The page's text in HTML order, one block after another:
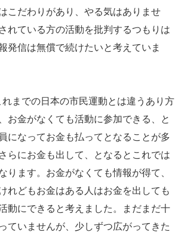
こだわりがあり、やる気はありませ
れている方の活動を批判するつもりは
発信は無償で続けたいと考えていま
までの日本の市民運動とは違うあり方
お金がなくても活動に参加できる、と
になってお金も払ってとなることが多
らにお金も出して、となるとこれでは
ります。お金がなくても情報が得て、
れどもお金はある人はお金を出しても
動にできると考えました。まだまだ十
ていませんが、少しずつ広がってきた